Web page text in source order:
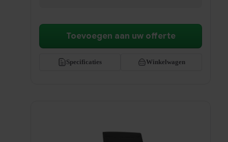
Specificaties Winkelwagen
Toevoegen aan uw offerte